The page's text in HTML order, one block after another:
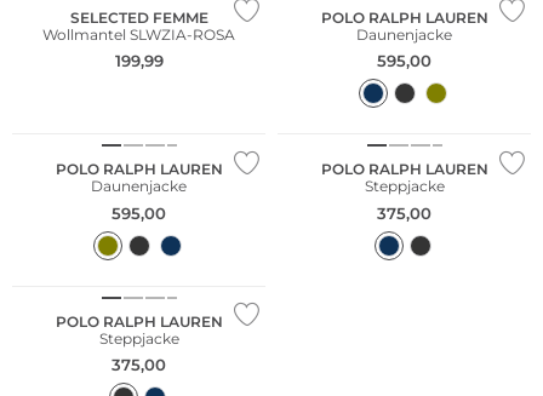
SELECTED FEMME
Wollmantel SLWZIA-ROSA
199,99
POLO RALPH LAUREN
Daunenjacke
595,00
POLO RALPH LAUREN
Daunenjacke
595,00
POLO RALPH LAUREN
Steppjacke
375,00
POLO RALPH LAUREN
Steppjacke
375,00